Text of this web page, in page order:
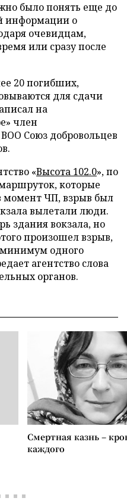
было понять еще до
информации о
очевидцам,
или сразу после
20 погибших,
для сдачи
на
член
Союз добровольцев
«Высота 102.0», по
которые
момент ЧП, взрыв был
вылетали люди.
здания вокзала, но
произошел взрыв,
минимум одного
агентство слова
органов.
Смертная казнь –
каждого